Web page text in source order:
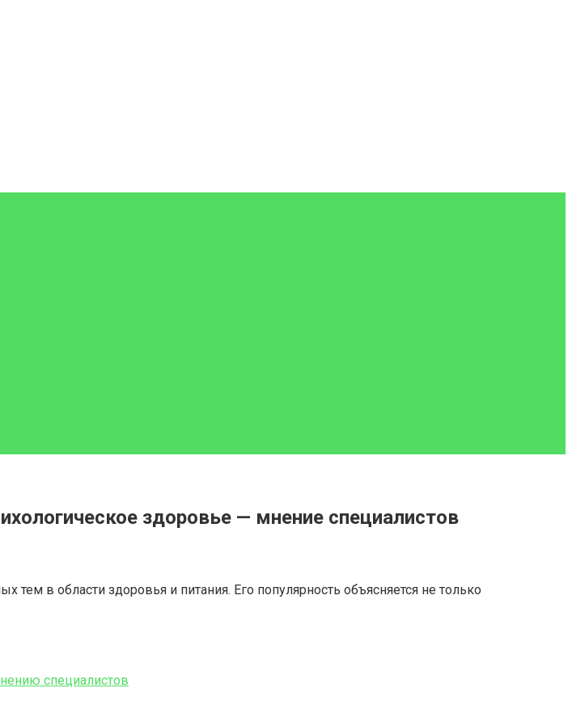
здоровье — мнение специалистов
в области здоровья и питания. Его популярность объясняется не только